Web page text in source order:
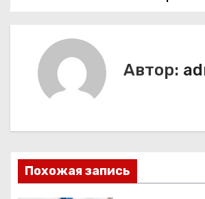
ц
и
я
Автор:
Похожая запись